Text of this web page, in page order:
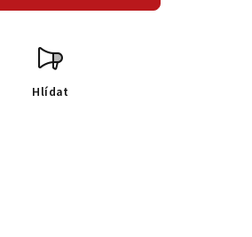
Hlídat